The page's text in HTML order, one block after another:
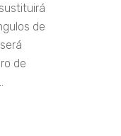
de
de